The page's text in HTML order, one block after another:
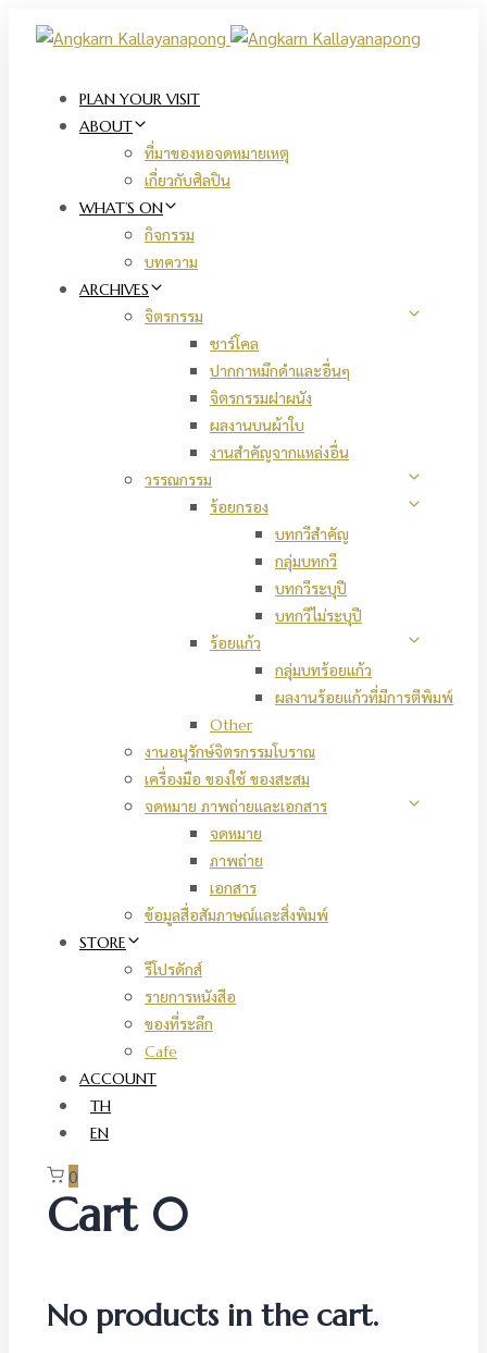
Skip
links
Skip
navigationPLAN YOUR VISIT
ABOUT
ที่มาของหอจดหมายเหตุ
เกี่ยวกับศิลปิน
WHAT’S ON
กิจกรรม
บทความ
ARCHIVES
จิตรกรรม
ชาร์โคล
ปากกาหมึกดำและอื่นๆ
จิตรกรรมฝาผนัง
ผลงานบนผ้าใบ
งานสำคัญจากแหล่งอื่น
วรรณกรรม
ร้อยกรอง
บทกวีสำคัญ
กลุ่มบทกวี
บทกวีระบุปี
บทกวีไม่ระบุปี
ร้อยแก้ว
กลุ่มบทร้อยแก้ว
ผลงานร้อยแก้วที่มีการตีพิมพ์
Other
งานอนุรักษ์จิตรกรรมโบราณ
เครื่องมือ ของใช้ ของสะสม
จดหมาย ภาพถ่ายและเอกสาร
จดหมาย
ภาพถ่าย
เอกสาร
ข้อมูลสื่อสัมภาษณ์และสิ่งพิมพ์
STORE
รีโปรดักส์
รายการหนังสือ
ของที่ระลึก
Cafe
ACCOUNT
TH
EN
0
Cart 0
No products in the cart.